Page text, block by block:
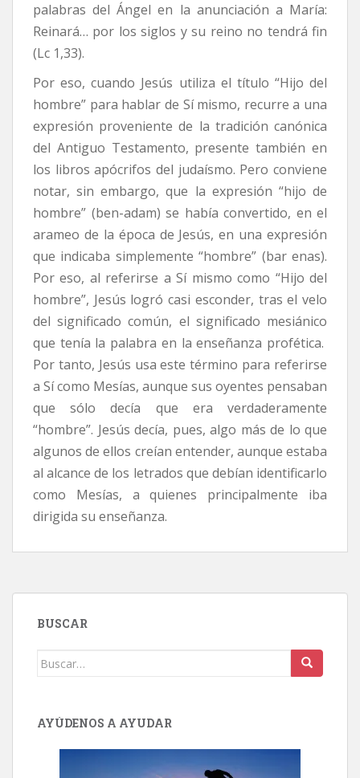
palabras del Ángel en la anunciación a María:
Reinará… por los siglos y su reino no tendrá fin
(Lc 1,33).
Por eso, cuando Jesús utiliza el título “Hijo del
hombre” para hablar de Sí mismo, recurre a una
expresión proveniente de la tradición canónica
del Antiguo Testamento, presente también en
los libros apócrifos del judaísmo. Pero conviene
notar, sin embargo, que la expresión “hijo de
hombre” (ben-adam) se había convertido, en el
arameo de la época de Jesús, en una expresión
que indicaba simplemente “hombre” (bar enas).
Por eso, al referirse a Sí mismo como “Hijo del
hombre”, Jesús logró casi esconder, tras el velo
del significado común, el significado mesiánico
que tenía la palabra en la enseñanza profética.
Por tanto, Jesús usa este término para referirse
a Sí como Mesías, aunque sus oyentes pensaban
que sólo decía que era verdaderamente
“hombre”. Jesús decía, pues, algo más de lo que
algunos de ellos creían entender, aunque estaba
al alcance de los letrados que debían identificarlo
como Mesías, a quienes principalmente iba
dirigida su enseñanza.
BUSCAR
Buscar:
AYÚDENOS A AYUDAR